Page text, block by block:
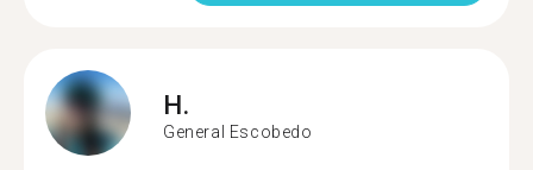
H.
General Escobedo